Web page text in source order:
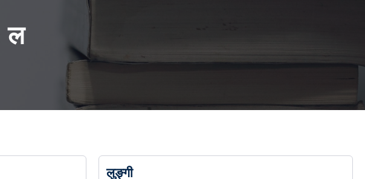
ल
लुङ्गी